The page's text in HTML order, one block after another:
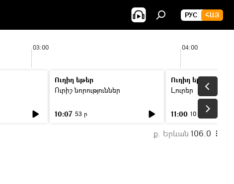
РУС ՀԱՅ
03:00 04:00
Ուղիղ եթեր
Ուրիշ նորություններ
10:07 53 ր
Ուղիղ եթեր
Լուրեր
11:00 10 ր
ք. Երևան 106.0